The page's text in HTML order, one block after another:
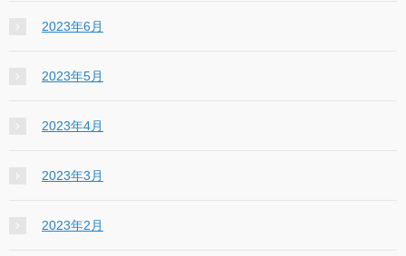
2023年6月
2023年5月
2023年4月
2023年3月
2023年2月